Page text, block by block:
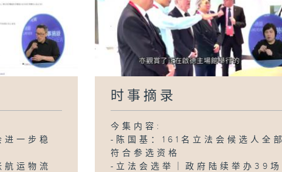
一步稳
运物流
时事摘录
今集内容:
-陈国基：161名立法会候选人全部
符合参选资格
-立法会选举｜政府陆续举办39场